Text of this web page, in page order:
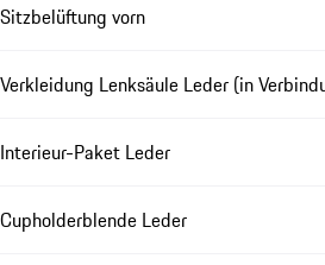
Sitzbelüftung vorn
Verkleidung Lenksäule Leder (in
Interieur-Paket Leder
Cupholderblende Leder